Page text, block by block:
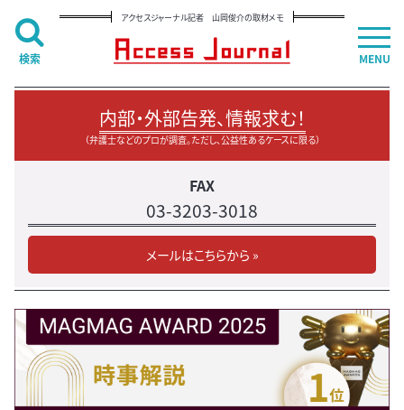
アクセスジャーナル記者 山岡俊介の取材メモ
内部・外部告発、情報求む！
（弁護士などのプロが調査。ただし、公益性あるケースに限る）
FAX
03-3203-3018
メールはこちらから »
MENU
検索